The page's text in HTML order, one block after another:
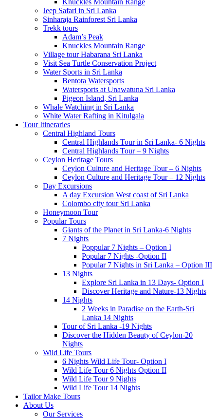
Knuckles Mountain Range
Jeep Safari in Sri Lanka
Sinharaja Rainforest Sri Lanka
Trekk tours
Adam’s Peak
Knuckles Mountain Range
Village tour Habarana Sri Lanka
Visit Sea Turtle Conservation Project
Water Sports in Sri Lanka
Bentota Watersports
Watersports at Unawatuna Sri Lanka
Pigeon Island, Sri Lanka
Whale Watching in Sri Lanka
White Water Rafting in Kitulgala
Tour Itineraries
Central Highland Tours
Central Highlands Tour in Sri Lanka- 6 Nights
Central Highlands Tour – 9 Nights
Ceylon Heritage Tours
Ceylon Culture and Heritage Tour – 6 Nights
Ceylon Culture and Heritage Tour – 12 Nights
Day Excursions
A day Excursion West coast of Sri Lanka
Colombo city tour Sri Lanka
Honeymoon Tour
Popular Tours
Giants of the Planet in Sri Lanka-6 Nights
7 Nights
Poppular 7 Nights – Option I
Popular 7 Nights -Option II
Popular 7 Nights in Sri Lanka – Option III
13 Nights
Explore Sri Lanka in 13 Days- Option I
Discover Heritage and Nature-13 Nights
14 Nights
2 Weeks in Paradise on the Earth-Sri
Lanka 14 Nights
Tour of Sri Lanka -19 Nights
Discover the Hidden Beauty of Ceylon-20
Nights
Wild Life Tours
6 Nights Wild Life Tour- Option I
Wild Life Tour 6 Nights Option II
Wild Life Tour 9 Nights
Wild Life Tour 14 Nights
Tailor Make Tours
About Us
Our Services